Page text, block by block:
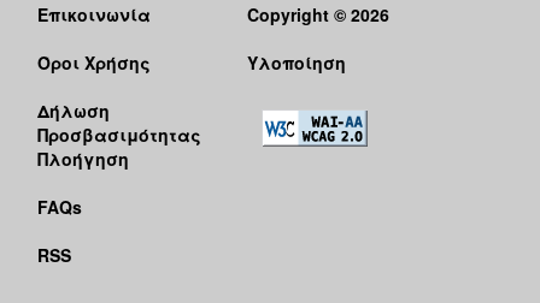
Επικοινωνία
Όροι Χρήσης
Δήλωση
Προσβασιμότητας
Πλοήγηση
FAQs
RSS
Copyright © 2026
Υλοποίηση